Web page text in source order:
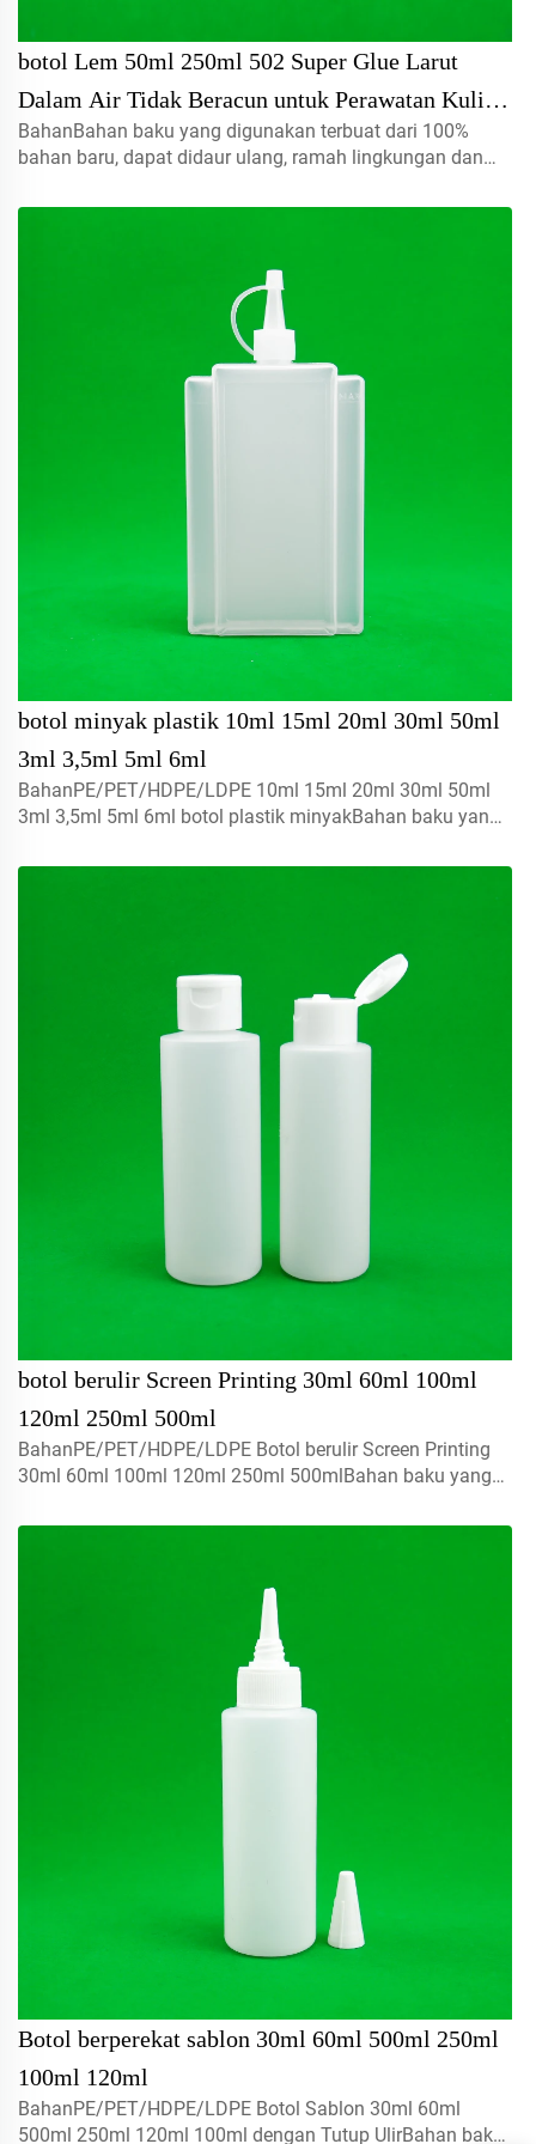
botol Lem 50ml 250ml 502 Super Glue Larut
Dalam Air Tidak Beracun untuk Perawatan Kulit
Serum
BahanBahan baku yang digunakan terbuat dari 100%
bahan baru, dapat didaur ulang, ramah lingkungan dan
15mlhubungi kami untuk pesanan khususTutup semprot,
botol minyak plastik 10ml 15ml 20ml 30ml 50ml
3ml 3,5ml 5ml 6ml
BahanPE/PET/HDPE/LDPE 10ml 15ml 20ml 30ml 50ml
3ml 3,5ml 5ml 6ml botol plastik minyakBahan baku yang
ramah lingkungan dan sempurna untuk kemasan
botol berulir Screen Printing 30ml 60ml 100ml
120ml 250ml 500ml
BahanPE/PET/HDPE/LDPE Botol berulir Screen Printing
30ml 60ml 100ml 120ml 250ml 500mlBahan baku yang
ulang, ramah lingkungan dan sangat baik untuk kemasan
Botol berperekat sablon 30ml 60ml 500ml 250ml
100ml 120ml
BahanPE/PET/HDPE/LDPE Botol Sablon 30ml 60ml
500ml 250ml 120ml 100ml dengan Tutup UlirBahan baku